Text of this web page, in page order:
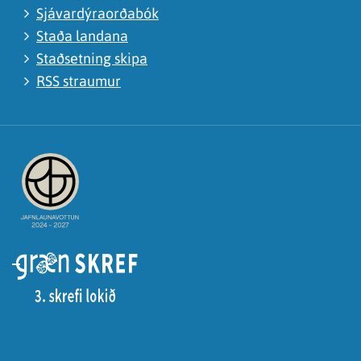
Sjávardýraorðabók
Staða landana
Staðsetning skipa
RSS straumur